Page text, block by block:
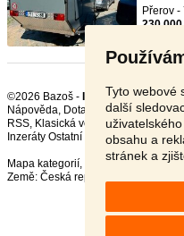
Tyto webové
další
obsahu a
stránek a
Přerov -
230
©2026 Bazoš -
Inzerce, Bazar
Nápověda, Dotazy Hodnocení,
RSS,
Inzeráty Ostatní celkem:150049 , za
Mapa kategorií,
Nejvyhledávanější
Země: Česká republika